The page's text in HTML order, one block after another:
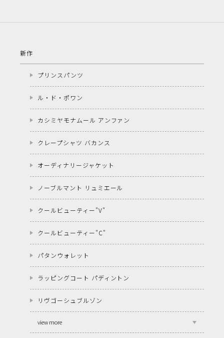
新作
プリンスパンツ
ル・ド・ポワン
カシミヤモナムール アンファン
クレープシャツ バカンス
オーディナリージャケット
ノーブルマント リュミエール
クールビューティー"V"
クールビューティー"C"
パタンウォレット
ラッピングコート パディントン
リヴゴーシュブルゾン
view more